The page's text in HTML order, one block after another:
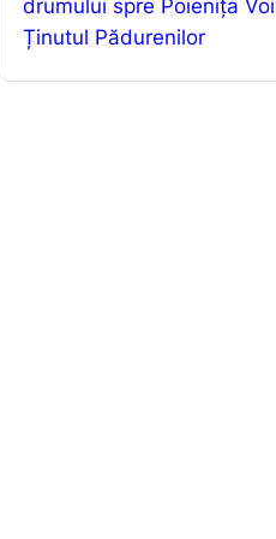
o
drumului spre Poienița
Ținutul Pădurenilor